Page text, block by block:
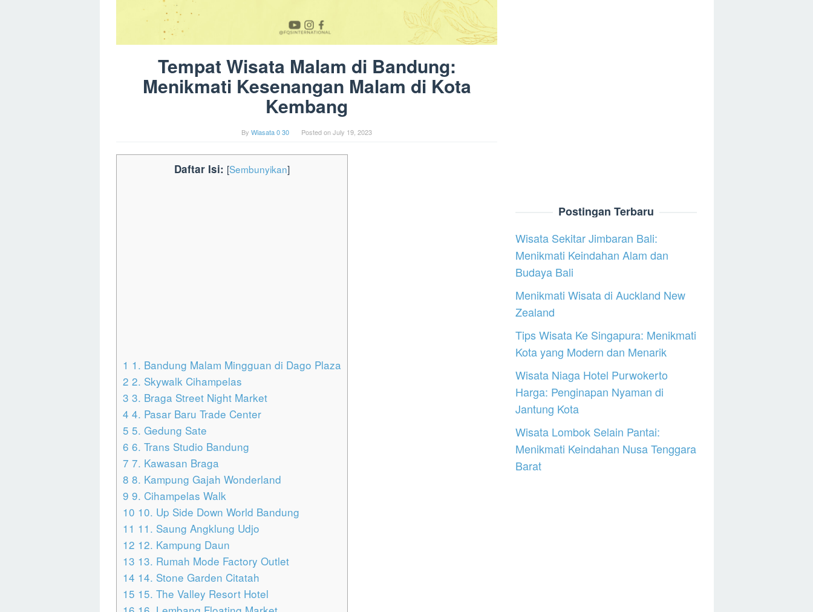
Tempat Wisata Malam di Bandung:
Menikmati Kesenangan Malam di Kota
Kembang
By Wiasata 0 30 Posted onJuly 19, 2023
Daftar Isi: [Sembunyikan]
1 1. Bandung Malam Mingguan di Dago Plaza
2 2. Skywalk Cihampelas
3 3. Braga Street Night Market
4 4. Pasar Baru Trade Center
5 5. Gedung Sate
6 6. Trans Studio Bandung
7 7. Kawasan Braga
8 8. Kampung Gajah Wonderland
9 9. Cihampelas Walk
10 10. Up Side Down World Bandung
11 11. Saung Angklung Udjo
12 12. Kampung Daun
13 13. Rumah Mode Factory Outlet
14 14. Stone Garden Citatah
15 15. The Valley Resort Hotel
Postingan Terbaru
Wisata Sekitar Jimbaran Bali:
Menikmati Keindahan Alam dan
Budaya Bali
Menikmati Wisata di Auckland New
Zealand
Tips Wisata Ke Singapura: Menikmati
Kota yang Modern dan Menarik
Wisata Niaga Hotel Purwokerto
Harga: Penginapan Nyaman di
Jantung Kota
Wisata Lombok Selain Pantai:
Menikmati Keindahan Nusa Tenggara
Barat